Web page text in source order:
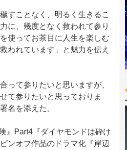
すことなく、明るく生きるこ
に、幾度となく救われて参り
使ってお茶目に人生を楽しむ
われています」と魅力を伝え
て参りたいと思いますが、
て参りたいと思っておりま
名を添えた。
Part4『ダイヤモンドは砕け
ンオフ作品のドラマ化『岸辺